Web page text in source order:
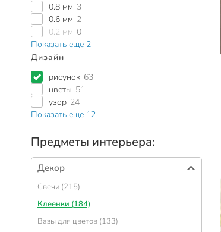
0.8 мм 3
0.6 мм 2
0.2 мм 0
Показать еще 2
Дизайн
рисунок 63
цветы 51
узор 24
Показать еще 12
Предметы интерьера:
Декор
Свечи (215)
Клеенки (184)
Вазы для цветов (133)